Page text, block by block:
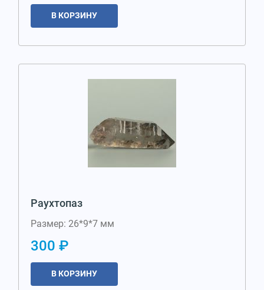
В КОРЗИНУ
Раухтопаз
Размер: 26*9*7 мм
300 ₽
В КОРЗИНУ